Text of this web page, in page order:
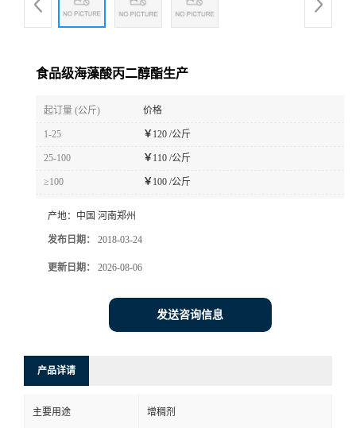
食品级海藻酸丙二醇酯生产
起订量 (公斤) 价格
1-25 ￥ 120 /公斤
25-100 ￥ 110 /公斤
≥100 ￥ 100 /公斤
产地： 中国 河南郑州
发布日期： 2018-03-24
更新日期： 2026-08-06
发送咨询信息
产品详请
主要用途 增稠剂